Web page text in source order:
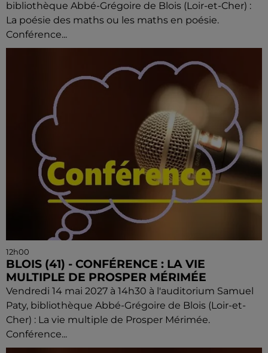
bibliothèque Abbé-Grégoire de Blois (Loir-et-Cher) :
La poésie des maths ou les maths en poésie.
Conférence...
12h00
BLOIS (41) - CONFÉRENCE : LA VIE
MULTIPLE DE PROSPER MÉRIMÉE
Vendredi 14 mai 2027 à 14h30 à l'auditorium Samuel
Paty, bibliothèque Abbé-Grégoire de Blois (Loir-et-
Cher) : La vie multiple de Prosper Mérimée.
Conférence...